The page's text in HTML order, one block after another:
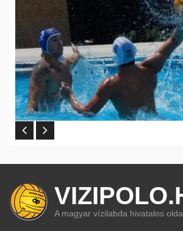
A magyar vízilabda hivatalos